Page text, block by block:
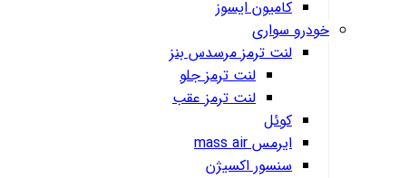
کامیون ایسوز
خودرو سواری
لنت ترمز مرسدس بنز
لنت ترمز جلو
لنت ترمز عقب
کوئل
ایرمس mass air
سنسور اکسیژن